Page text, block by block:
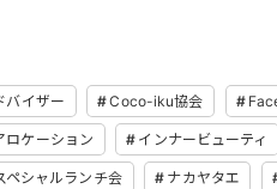
バイザー Coco-iku協会
ロケーション インナービューティ
ペシャルランチ会 ナカヤタエ